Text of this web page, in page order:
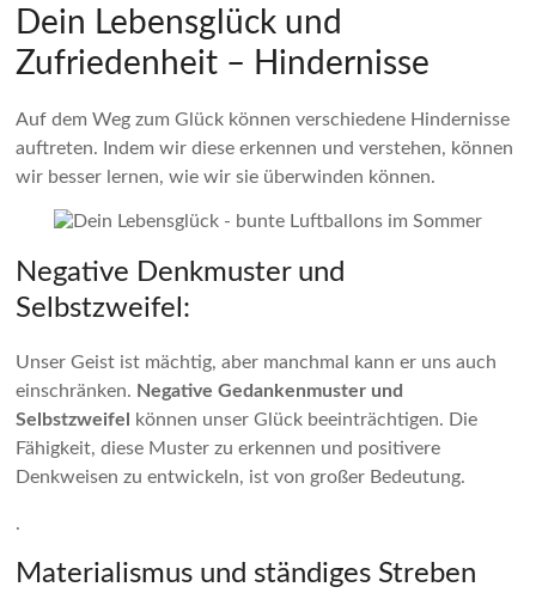
Dein Lebensglück und
Zufriedenheit – Hindernisse
Auf dem Weg zum Glück können verschiedene Hindernisse
auftreten. Indem wir diese erkennen und verstehen, können
wir besser lernen, wie wir sie überwinden können.
Negative Denkmuster und
Selbstzweifel:
Unser Geist ist mächtig, aber manchmal kann er uns auch
einschränken. Negative Gedankenmuster und
Selbstzweifel können unser Glück beeinträchtigen. Die
Fähigkeit, diese Muster zu erkennen und positivere
Denkweisen zu entwickeln, ist von großer Bedeutung.
.
Materialismus und ständiges Streben